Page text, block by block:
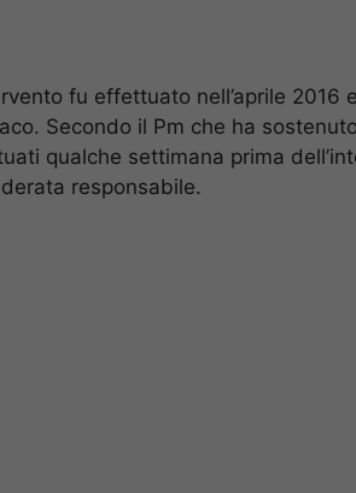
fu effettuato nell’aprile
Secondo il Pm che ha sostenuto
qualche settimana prima
responsabile.